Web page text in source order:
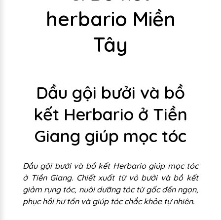
herbario Miền
Tây
Dầu gội bưởi và bồ
kết Herbario ở Tiền
Giang giúp mọc tóc
Dầu gội bưởi và bồ kết Herbario giúp mọc tóc
ở Tiền Giang. Chiết xuất từ vỏ bưởi và bồ kết
giảm rụng tóc, nuôi dưỡng tóc từ gốc đến ngọn,
phục hồi hư tổn và giúp tóc chắc khỏe tự nhiên.